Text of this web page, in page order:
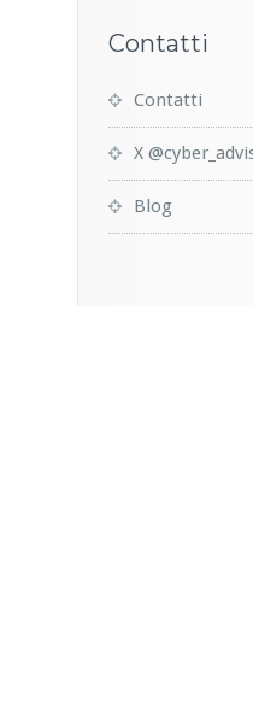
Contatti
Contatti
X
Blog